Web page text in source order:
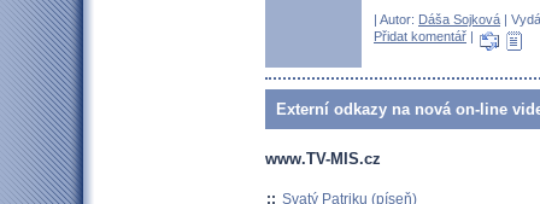
| Autor: Dáša Sojková |
Přidat komentář |
Externí odkazy na nová on-line
www.TV-MIS.cz
:: Svatý Patriku (píseň)